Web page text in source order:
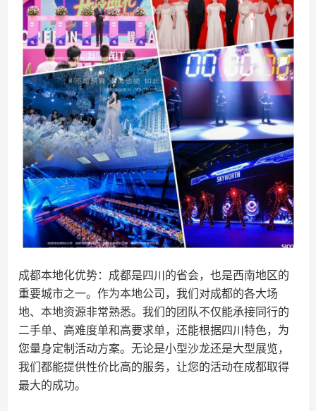
成都本地化优势：成都是四川的省会，也是西南地区的
重要城市之一。作为本地公司，我们对成都的各大场
地、本地资源非常熟悉。我们的团队不仅能承接同行的
二手单、高难度单和高要求单，还能根据四川特色，为
您量身定制活动方案。无论是小型沙龙还是大型展览，
我们都能提供性价比高的服务，让您的活动在成都取得
最大的成功。